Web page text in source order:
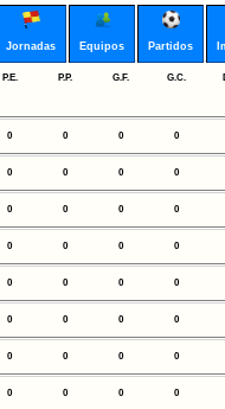
Jornadas Equipos Partidos
P.E. P.P. G.F. G.C.
0 0 0 0
0 0 0 0
0 0 0 0
0 0 0 0
0 0 0 0
0 0 0 0
0 0 0 0
0 0 0 0